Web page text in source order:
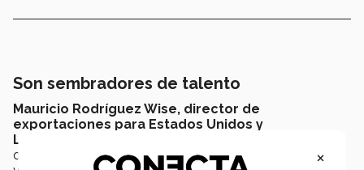
Son sembradores de talento
Mauricio Rodríguez Wise, director de
exportaciones para Estados Unidos y
Latinoamérica
dedicada a lafabricación de tuberías
, reconoció el
×